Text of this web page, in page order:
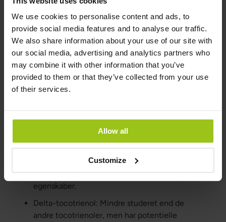
We use cookies to personalise content and ads, to
provide social media features and to analyse our traffic.
We also share information about your use of our site with
our social media, advertising and analytics partners who
may combine it with other information that you’ve
provided to them or that they’ve collected from your use
of their services.
Allow all
Customize
Delta-tocopherol: Mindre aktiv end andre
tocopheroler, men bidrager stadig til at
bekæmpe oxidativ stress.
Tocotrienoler
Alfa-tocotrienol: Har stærke antioxidante og
antiinflammatoriske effekter.
tocotrienol er begrænset, men det menes at
have lignende egenskaber som de andre
tocotrienoler.
Gamma-tocotrienol: Kendt for sine
antioxidante og antiinflammatoriske
egenskaber.
Delta-tocotrienol: Mindre studeret end de
andre tocotrienoler, men har potentielle